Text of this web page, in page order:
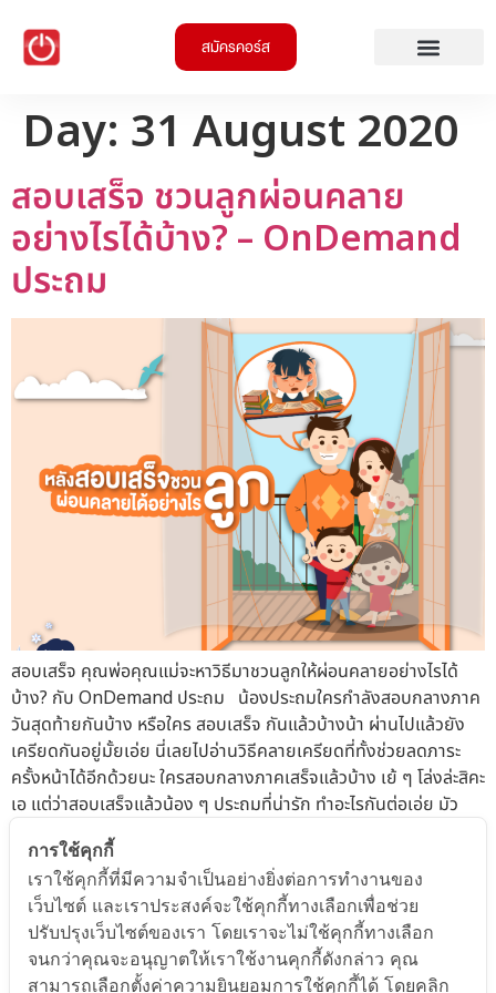
สมัครคอร์ส
Day: 31 August 2020
สอบเสร็จ ชวนลูกผ่อนคลาย
อย่างไรได้บ้าง? – OnDemand
ประถม
สอบเสร็จ คุณพ่อคุณแม่จะหาวิธีมาชวนลูกให้ผ่อนคลายอย่างไรได้
บ้าง? กับ OnDemand ประถม น้องประถมใครกำลังสอบกลางภาค
วันสุดท้ายกันบ้าง หรือใคร สอบเสร็จ กันแล้วบ้างน้า ผ่านไปแล้วยัง
เครียดกันอยู่มั้ยเอ่ย นี่เลยไปอ่านวิธีคลายเครียดที่ทั้งช่วยลดภาระ
ครั้งหน้าได้อีกด้วยนะ ใครสอบกลางภาคเสร็จแล้วบ้าง เย้ ๆ โล่งล่ะสิคะ
เอ แต่ว่าสอบเสร็จแล้วน้อง ๆ ประถมที่น่ารัก ทำอะไรกันต่อเอ่ย มัว
วิ่งหาการ์ตูน เกม กันทันที ฮันแน่ 🤔 คุณพ่อคุณแม่ทราบกันไหมคะ
ว่าจริง ๆ แล้วหลังสอบเนี่ย ลูกของเราอาจจะยังมีผลตกค้างจากช่วง
สอบ วิตกกังวลไม่หาย วันนี้พี่ OnDemand ประถม ก็เลยจะมาขอ
แนะนำ วิธีที่จะช่วยให้น้อง ๆ ได้ผ่อนคลายความเหนื่อยล้าหลังสอบกัน
และที่สำคัญนะคะ ยังเป็นการลดภาระการสอบปลาคภาคที่ขยับใกล้เข้า
การใช้คุกกี้
เราใช้คุกกี้ที่มีความจำเป็นอย่างยิ่งต่อการทำงานของ
เว็บไซต์ และเราประสงค์จะใช้คุกกี้ทางเลือกเพื่อช่วย
ปรับปรุงเว็บไซต์ของเรา โดยเราจะไม่ใช้คุกกี้ทางเลือก
จนกว่าคุณจะอนุญาตให้เราใช้งานคุกกี้ดังกล่าว คุณ
สามารถเลือกตั้งค่าความยินยอมการใช้คุกกี้ได้ โดยคลิก